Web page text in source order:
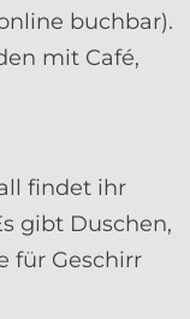
buchbar).
mit Café,
findet ihr
gibt Duschen,
für Geschirr